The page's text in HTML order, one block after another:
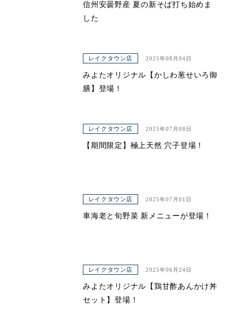
信州安曇野産 夏の新そば打ち始めま
した
レイクタウン店 2025年08月04日
みよたオリジナル【かしわ葱せいろ御
膳】登場！
レイクタウン店 2025年07月08日
【期間限定】極上天然 穴子登場！
レイクタウン店 2025年07月01日
車海老と旬野菜 新メニューが登場！
レイクタウン店 2025年06月24日
みよたオリジナル【鶏甘酢あんかけ丼
セット】登場！